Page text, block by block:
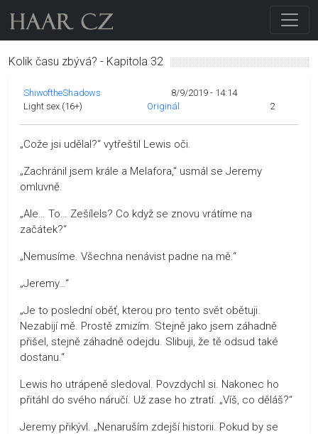
Kolik času zbývá? - Kapitola 32
ShiwoftheShadows
8/9/2019 - 14:14
Light sex (16+)
Originál 2
„Cože jsi udělal?“ vytřeštil Lewis oči.
„Zachránil jsem krále a Melafora,“ usmál se Jeremy
omluvně.
„Ale… To… Zešílels? Co když se znovu vrátíme na
začátek?“
„Nemusíme. Všechna nenávist padne na mě.“
„Jeremy…“
„Je to poslední oběť, kterou pro tento svět obětuji.
Nezabijí mě. Prostě zmizím. Stejně jako jsem záhadně
přišel, stejně záhadně odejdu. Slibuji, že tě odsud také
dostanu.“
Lewis ho utrápeně sledoval. Povzdychl si. Nakonec ho
přitáhl do svého náručí. Už zase ho ztratí. „Víš, co děláš?“
Jeremy přikývl. „Nenaruším zdejší historii. Pokud by se